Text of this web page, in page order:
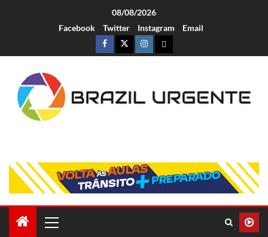
08/08/2026
Facebook
Twitter Instagram Email